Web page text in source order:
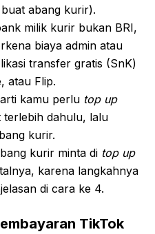
abang kurir).
milik kurir bukan BRI,
biaya admin atau
transfer gratis (SnK)
atau Flip.
kamu perlu top up
terlebih dahulu, lalu
kurir.
kurir minta di top up
karena langkahnya
di cara ke 4.
TikTok